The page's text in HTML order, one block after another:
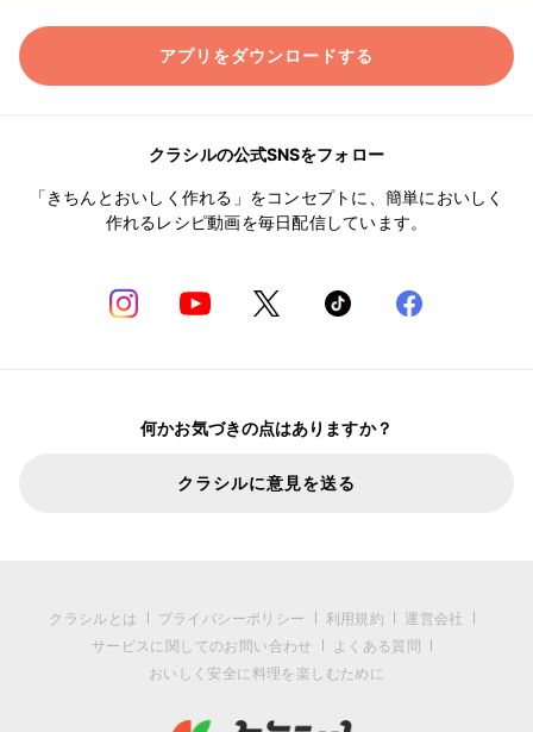
アプリをダウンロードする
クラシルの公式SNSをフォロー
「きちんとおいしく作れる」をコンセプトに、簡単においしく
作れるレシピ動画を毎日配信しています。
何かお気づきの点はありますか？
クラシルに意見を送る
クラシルとは プライバシーポリシー 利用規約
運営会社
サービスに関してのお問い合わせ
よくある質問
おいしく安全に料理を楽しむために